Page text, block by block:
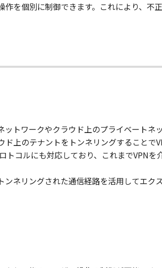
を個別に制御できます。これにより、不
トワークやクラウド上のプライベートネ
上のテナントをトンネリングすることで
トコルにも対応しており、これまでVPN
ネリングされた通信経路を活用してエク